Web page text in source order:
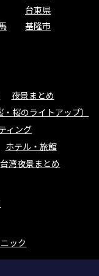
台東県
基隆市
夜景まとめ
桜のライトアップ）
ィング
ホテル・旅館
台湾夜景まとめ
ック